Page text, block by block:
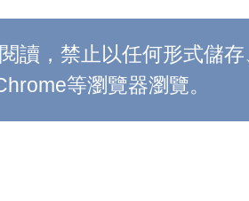
讀，禁止以任何形式儲
等瀏覽器瀏覽。